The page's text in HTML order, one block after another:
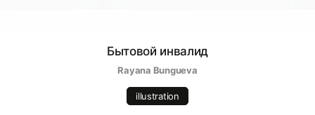
Бытовой инвалид
Rayana Bungueva
illustration